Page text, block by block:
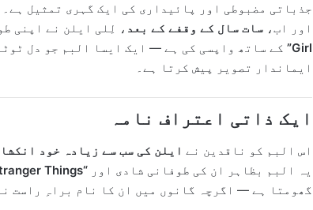
جذباتی مضبوطی اور پائیداری کی ایک گہری تمثیل ہے۔
اور اب، سات سال کے وقفے کے بعد ، لِلی ایلن نے اپنی
Girl” کے ساتھ واپسی کی ہے — ایک ایسا البم جو دل
ایماندار تصویر پیش کرتا ہے۔
ایک ذاتی اعتراف نامہ
اس البم کو ناقدین نے ایلن کی سب سے زیادہ خود
یہ البم بظاہر ان کی طوفانی شادی اور “Stranger Things”
گھومتا ہے — اگرچہ گانوں میں ان کا نام براہِ راست